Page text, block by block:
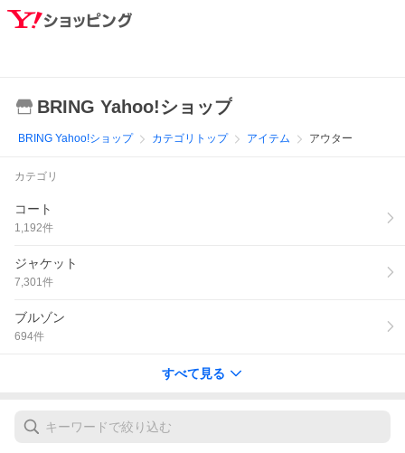
BRING Yahoo!ショップ
BRING Yahoo!ショップ カテゴリトップ アイテム アウター
カテゴリ
コート
1,192件
ジャケット
7,301件
ブルゾン
694件
すべて見る